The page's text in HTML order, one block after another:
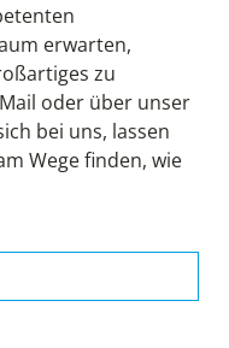
erwarten,
zu
oder über unser
bei uns, lassen
Wege finden, wie